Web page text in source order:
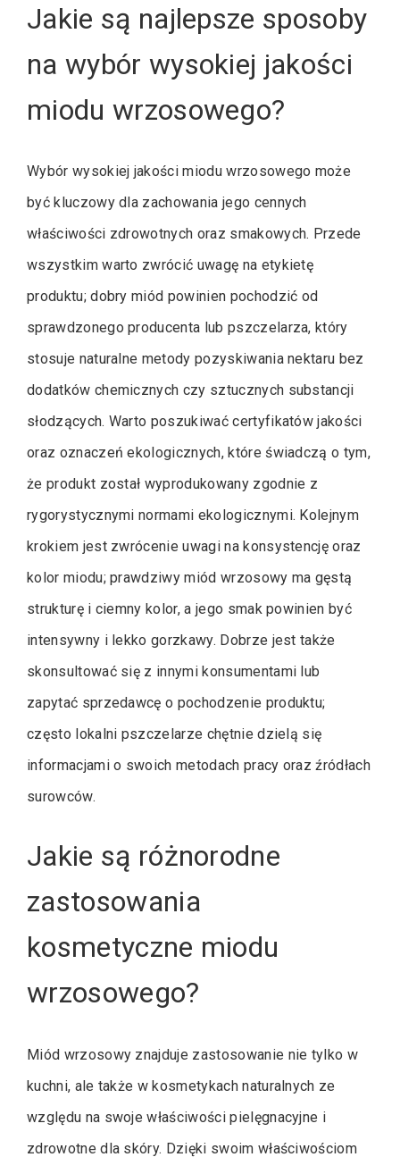
Jakie są najlepsze sposoby
na wybór wysokiej jakości
miodu wrzosowego?
Wybór wysokiej jakości miodu wrzosowego może
być kluczowy dla zachowania jego cennych
właściwości zdrowotnych oraz smakowych. Przede
wszystkim warto zwrócić uwagę na etykietę
produktu; dobry miód powinien pochodzić od
sprawdzonego producenta lub pszczelarza, który
stosuje naturalne metody pozyskiwania nektaru bez
dodatków chemicznych czy sztucznych substancji
słodzących. Warto poszukiwać certyfikatów jakości
oraz oznaczeń ekologicznych, które świadczą o tym,
że produkt został wyprodukowany zgodnie z
rygorystycznymi normami ekologicznymi. Kolejnym
krokiem jest zwrócenie uwagi na konsystencję oraz
kolor miodu; prawdziwy miód wrzosowy ma gęstą
strukturę i ciemny kolor, a jego smak powinien być
intensywny i lekko gorzkawy. Dobrze jest także
skonsultować się z innymi konsumentami lub
zapytać sprzedawcę o pochodzenie produktu;
często lokalni pszczelarze chętnie dzielą się
informacjami o swoich metodach pracy oraz źródłach
surowców.
Jakie są różnorodne
zastosowania
kosmetyczne miodu
wrzosowego?
Miód wrzosowy znajduje zastosowanie nie tylko w
kuchni, ale także w kosmetykach naturalnych ze
względu na swoje właściwości pielęgnacyjne i
zdrowotne dla skóry. Dzięki swoim właściwościom